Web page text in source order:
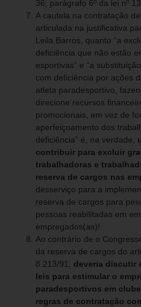
36, parágrafo 6º da lei nº
A cautela na contratação
articulada na justificativa
Leila Barros, quanto “a
deficiência que não estão
esportivas” e “a
com deficiência por ações
atleta paradesportivo,
direcione recursos
promocionais, em vez de
aperfeiçoamento dos
deficiência” é, na verdade,
contribuir para excluir
trabalhadoras e
reserva de cargos nas
desserviço para a
reserva de cargos para
pessoas reabilitadas em
empregados(as)!
Ao contrário de o
da reserva de cargos do
8.213/91, deveria discutir
leis para estimular o
paradesportivos em
regras de contratação